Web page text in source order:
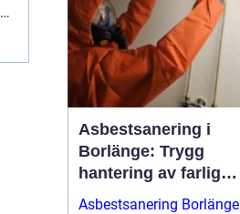
Asbestsanering i
Borlänge: Trygg
hantering av farliga
fibrer
Asbestsanering Borlänge